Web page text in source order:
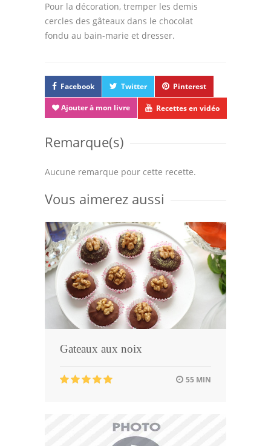
Pour la décoration, tremper les demis
cercles des gâteaux dans le chocolat
fondu au bain-marie et dresser.
Facebook Twitter Pinterest
Ajouter à mon livre Recettes en vidéo
Remarque(s)
Aucune remarque pour cette recette.
Vous aimerez aussi
Gateaux aux noix
55 MIN